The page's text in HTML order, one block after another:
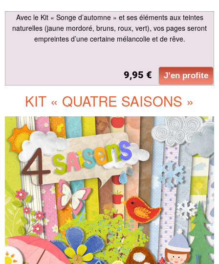
Avec le Kit « Songe d’automne » et ses éléments aux teintes
naturelles (jaune mordoré, bruns, roux, vert), vos pages seront
empreintes d’une certaine mélancolie et de rêve.
9,95 € J’en profite
KIT « QUATRE SAISONS »